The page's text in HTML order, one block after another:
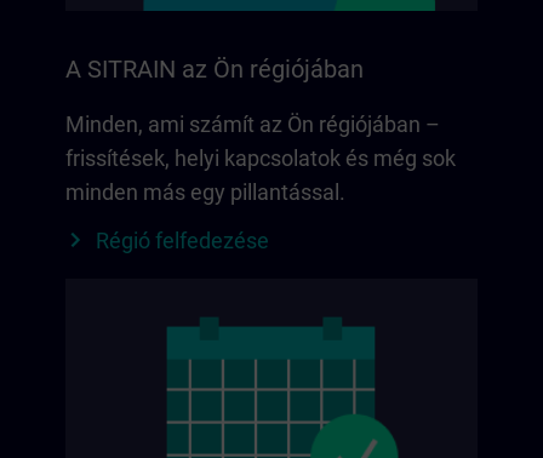
A SITRAIN az Ön régiójában
Minden, ami számít az Ön régiójában –
frissítések, helyi kapcsolatok és még sok
minden más egy pillantással.
Régió felfedezése